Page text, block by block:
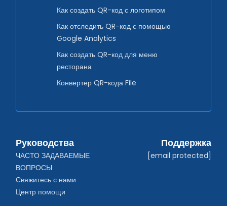
Как создать QR-код с логотипом
Как отследить QR-код с помощью
Google Analytics
Как создать QR-код для меню
ресторана
Конвертер QR-кода File
Руководства
ЧАСТО ЗАДАВАЕМЫЕ
ВОПРОСЫ
Свяжитесь с нами
Центр помощи
Поддержка
[email protected]